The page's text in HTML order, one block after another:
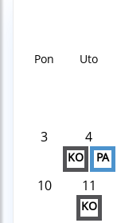
Pon Uto
3 4
KO PA
10 11
KO